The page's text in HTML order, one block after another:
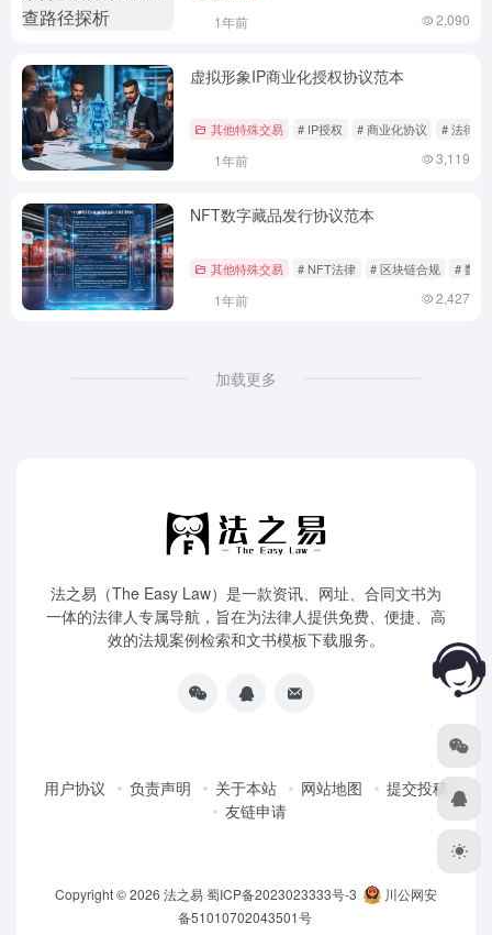
1年前 2,090
虚拟形象IP商业化授权协议范本
其他特殊交易 # IP授权 # 商业化协议 # 法律范
1年前 3,119
NFT数字藏品发行协议范本
其他特殊交易 # NFT法律 # 区块链合规 # 数字
1年前 2,427
加载更多
法之易（The Easy Law）是一款资讯、网址、合同文书为
一体的法律人专属导航，旨在为法律人提供免费、便捷、高
效的法规案例检索和文书模板下载服务。
用户协议 负责声明 关于本站 网站地图
提交投稿
友链申请
Copyright © 2026 法之易蜀ICP备2023023333号-3
川公网安
备51010702043501号